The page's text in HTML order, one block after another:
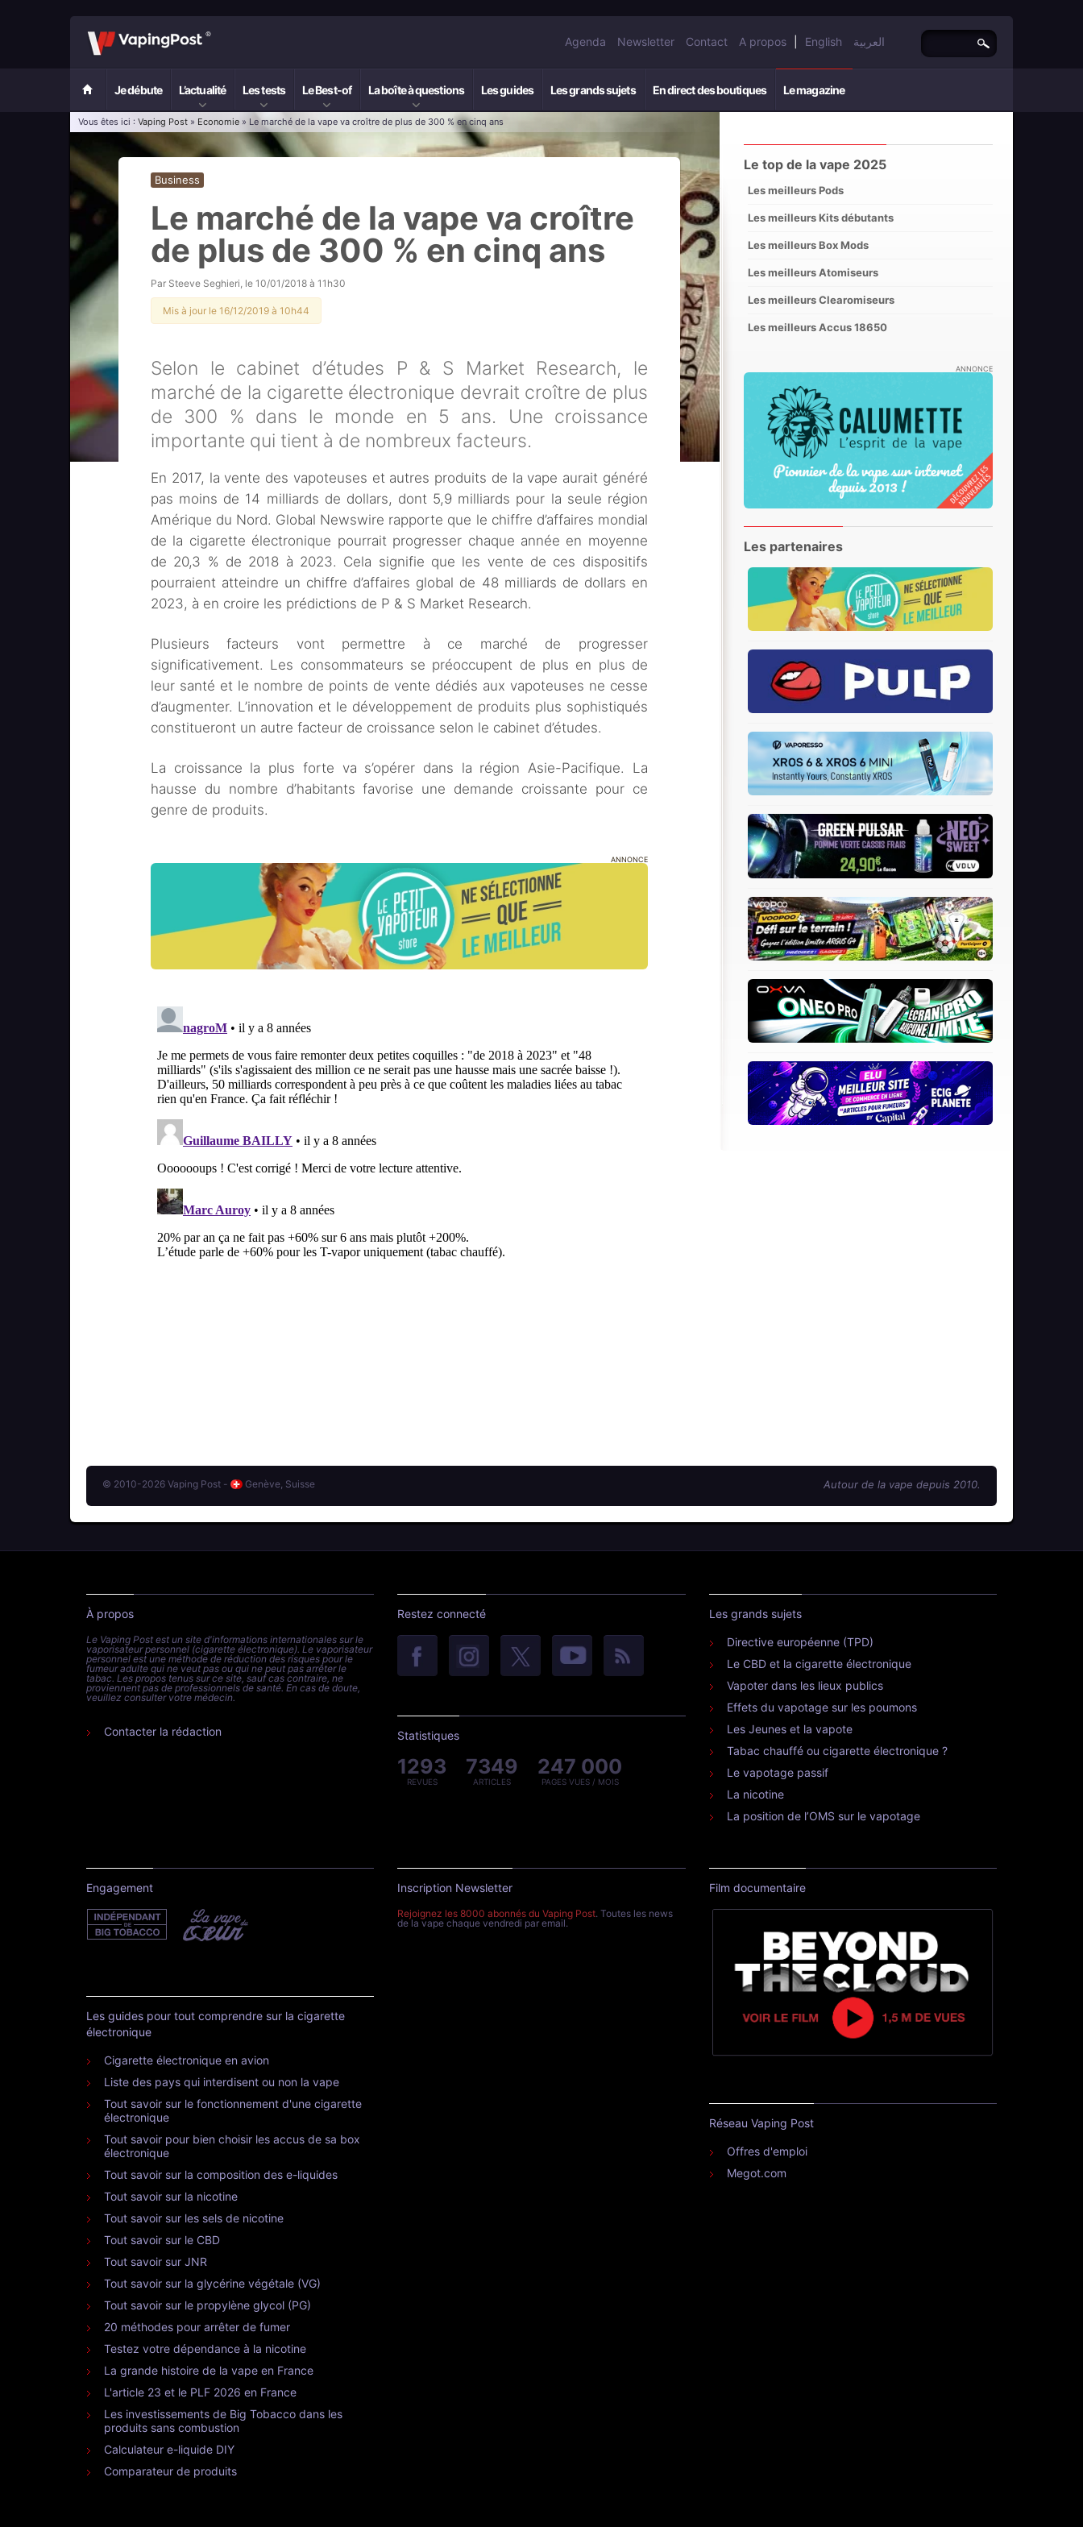
Agenda Newsletter Contact A propos English العربية
Je débute L’actualité Les tests Le Best-of La boîte à questions Les guides Les grands sujets En direct des boutiques Le magazine
Vous êtes ici : Vaping Post » Economie » Le marché de la vape va croître de plus de 300 % en cinq ans
Business
Le marché de la vape va croître
de plus de 300 % en cinq ans
Par Steeve Seghieri, le 10/01/2018 à 11h30
Mis à jour le 16/12/2019 à 10h44
Selon le cabinet d’études P & S Market Research, le
marché de la cigarette électronique devrait croître de plus
de 300 % dans le monde en 5 ans. Une croissance
importante qui tient à de nombreux facteurs.
En 2017, la vente des vapoteuses et autres produits de la vape aurait généré
pas moins de 14 milliards de dollars, dont 5,9 milliards pour la seule région
Amérique du Nord. Global Newswire rapporte que le chiffre d’affaires mondial
de la cigarette électronique pourrait progresser chaque année en moyenne
de 20,3 % de 2018 à 2023. Cela signifie que les vente de ces dispositifs
pourraient atteindre un chiffre d’affaires global de 48 milliards de dollars en
2023, à en croire les prédictions de P & S Market Research.
Plusieurs facteurs vont permettre à ce marché de progresser
significativement. Les consommateurs se préoccupent de plus en plus de
leur santé et le nombre de points de vente dédiés aux vapoteuses ne cesse
d’augmenter. L’innovation et le développement de produits plus sophistiqués
constitueront un autre facteur de croissance selon le cabinet d’études.
La croissance la plus forte va s’opérer dans la région Asie-Pacifique. La
hausse du nombre d’habitants favorise une demande croissante pour ce
genre de produits.
ANNONCE
Le top de la vape 2025
Les meilleurs Pods
Les meilleurs Kits débutants
Les meilleurs Box Mods
Les meilleurs Atomiseurs
Les meilleurs Clearomiseurs
Les meilleurs Accus 18650
ANNONCE
Les partenaires
© 2010-2026 Vaping Post - Genève, Suisse Autour de la vape depuis 2010.
À propos
Le Vaping Post est un site d'informations internationales sur le
vaporisateur personnel (cigarette électronique). Le vaporisateur
personnel est une méthode de réduction des risques pour le
fumeur adulte qui ne veut pas ou qui ne peut pas arrêter le
tabac. Les propos tenus sur ce site, sauf cas contraire, ne
proviennent pas de professionnels de santé. En cas de doute,
veuillez consulter votre médecin.
Contacter la rédaction
Restez connecté
Statistiques
1293
REVUES
7349
ARTICLES
247 000
PAGES VUES / MOIS
Les grands sujets
Directive européenne (TPD)
Le CBD et la cigarette électronique
Vapoter dans les lieux publics
Effets du vapotage sur les poumons
Les Jeunes et la vapote
Tabac chauffé ou cigarette électronique ?
Le vapotage passif
La nicotine
La position de l’OMS sur le vapotage
Engagement
Les guides pour tout comprendre sur la cigarette
électronique
Cigarette électronique en avion
Liste des pays qui interdisent ou non la vape
Tout savoir sur le fonctionnement d'une cigarette
électronique
Tout savoir pour bien choisir les accus de sa box
électronique
Tout savoir sur la composition des e-liquides
Tout savoir sur la nicotine
Tout savoir sur les sels de nicotine
Tout savoir sur le CBD
Tout savoir sur JNR
Tout savoir sur la glycérine végétale (VG)
Tout savoir sur le propylène glycol (PG)
20 méthodes pour arrêter de fumer
Testez votre dépendance à la nicotine
La grande histoire de la vape en France
L'article 23 et le PLF 2026 en France
Les investissements de Big Tobacco dans les
produits sans combustion
Calculateur e-liquide DIY
Comparateur de produits
Inscription Newsletter
Rejoignez les 8000 abonnés du Vaping Post. Toutes les news
de la vape chaque vendredi par email.
Film documentaire
Réseau Vaping Post
Offres d'emploi
Megot.com